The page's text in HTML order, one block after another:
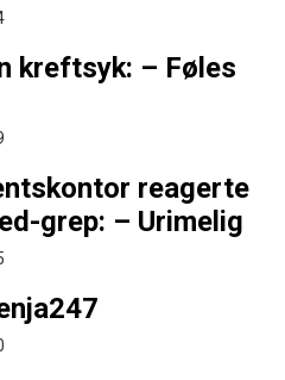
kreftsyk: – Føles
reagerte
grep: – Urimelig